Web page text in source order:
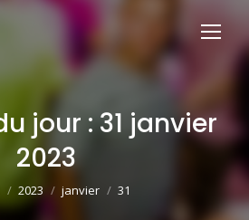
jour :31 janvier
2023
ici :
2023 janvier 31